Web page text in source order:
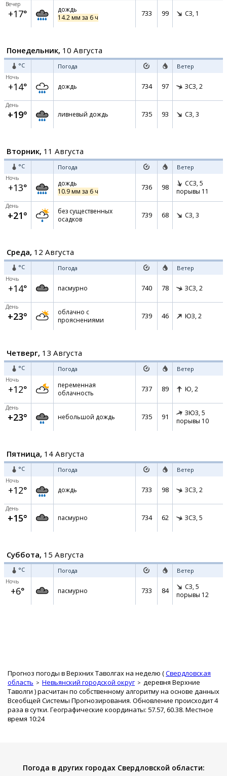
Вечер
+17°
дождь
14.2 мм за 6 ч
733 99 СЗ, 1
Понедельник, 10 Августа
°C Погода Ветер
Ночь
+14° дождь 734 97 ЗСЗ, 2
День
+19° ливневый дождь 735 93 СЗ, 3
Вторник, 11 Августа
°C Погода Ветер
Ночь
+13°
дождь
10.9 мм за 6 ч
736 98 ССЗ, 5
порывы 11
День
+21°
без существенных
осадков
739 68 СЗ, 3
Среда, 12 Августа
°C Погода Ветер
Ночь
+14° пасмурно 740 78 ЗСЗ, 2
День
+23°
облачно с
прояснениями
739 46 ЮЗ, 2
Четверг, 13 Августа
°C Погода Ветер
Ночь
+12°
переменная
облачность
737 89 Ю, 2
День
+23° небольшой дождь 735 91 ЗЮЗ, 5
порывы 10
Пятница, 14 Августа
°C Погода Ветер
Ночь
+12° дождь 733 98 ЗСЗ, 2
День
+15° пасмурно 734 62 ЗСЗ, 5
Суббота, 15 Августа
°C Погода Ветер
Ночь
+6° пасмурно 733 84 СЗ, 5
порывы 12
Прогноз погоды в Верхних Таволгах на неделю (Свердловская
область
Невьянский городской округ
деревня Верхние
Таволги ) расчитан по собственному алгоритму на основе данных
Всеобщей Системы Прогнозирования. Обновление происходит 4
раза в сутки. Географические координаты: 57.57, 60.38. Местное
время 10:24
Погода в других городах Свердловской области: